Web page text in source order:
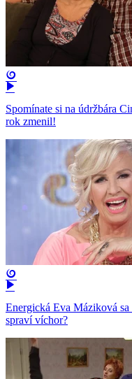
Spomínate si na údržbára
rok zmenil!
Energická Eva Máziková
spraví víchor?